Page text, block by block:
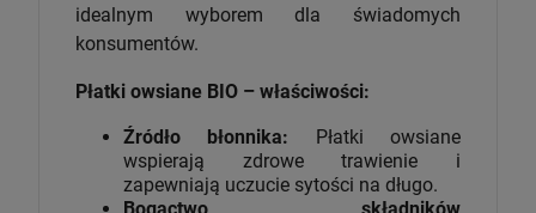
idealnym wyborem dla świadomych
konsumentów.
Płatki owsiane BIO – właściwości:
Źródło błonnika: Płatki owsiane
wspierają zdrowe trawienie i
zapewniają uczucie sytości na długo.